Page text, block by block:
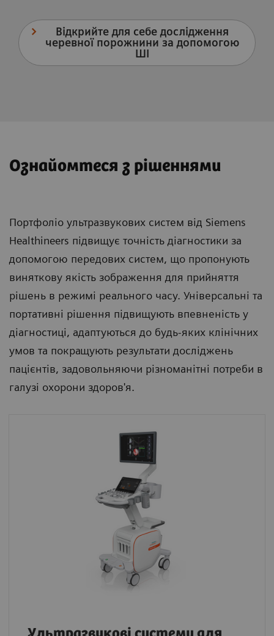
Відкрийте для себе дослідження
черевної порожнини за допомогою
ШІ
Ознайомтеся з рішеннями
Портфоліо ультразвукових систем від Siemens
Healthineers підвищує точність діагностики за
допомогою передових систем, що пропонують
виняткову якість зображення для прийняття
рішень в режимі реального часу. Універсальні та
портативні рішення підвищують впевненість у
діагностиці, адаптуються до будь-яких клінічних
умов та покращують результати досліджень
пацієнтів, задовольняючи різноманітні потреби в
галузі охорони здоров'я.